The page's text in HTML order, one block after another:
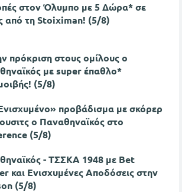
στον Όλυμπο με 5 Δώρα* σε
από τη Stoiximan! (5/8)
πρόκριση στους ομίλους ο
με super έπαθλο*
(5/8)
προβάδισμα με σκόρερ
ο Παναθηναϊκός στο
(5/8)
- ΤΣΣΚΑ 1948 με Bet
και Ενισχυμένες Αποδόσεις στην
(5/8)